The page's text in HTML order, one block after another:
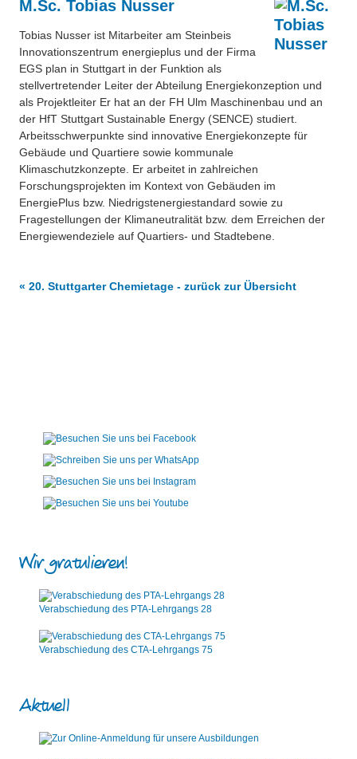
M.Sc. Tobias Nusser
Tobias Nusser ist Mitarbeiter am Steinbeis
Innovationszentrum energieplus und der Firma
EGS plan in Stuttgart in der Funktion als
stellvertretender Leiter der Abteilung Energiekonzeption und
als Projektleiter Er hat an der FH Ulm Maschinenbau und an
der HfT Stuttgart Sustainable Energy (SENCE) studiert.
Arbeitsschwerpunkte sind innovative Energiekonzepte für
Gebäude und Quartiere sowie kommunale
Klimaschutzkonzepte. Er arbeitet in zahlreichen
Forschungsprojekten im Kontext von Gebäuden im
EnergiePlus bzw. Niedrigstenergiestandard sowie zu
Fragestellungen der Klimaneutralität bzw. dem Erreichen der
Energiewendeziele auf Quartiers- und Stadtebene.
« 20. Stuttgarter Chemietage - zurück zur Übersicht
Wir gratulieren!
Verabschiedung des PTA-Lehrgangs 28
Verabschiedung des CTA-Lehrgangs 75
Aktuell